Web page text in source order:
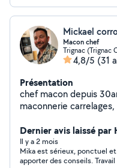
Mickael
Macon chef
Trignac (Trignac
4,8/5 (31
Présentation
chef macon depuis
maconnerie
Dernier avis laissé par
Il y a 2 mois
Mika est sérieux, ponctuel
apporter des conseils. Travail de qualité et très bon relationnel.